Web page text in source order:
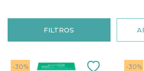
FILTROS
-30% -30%